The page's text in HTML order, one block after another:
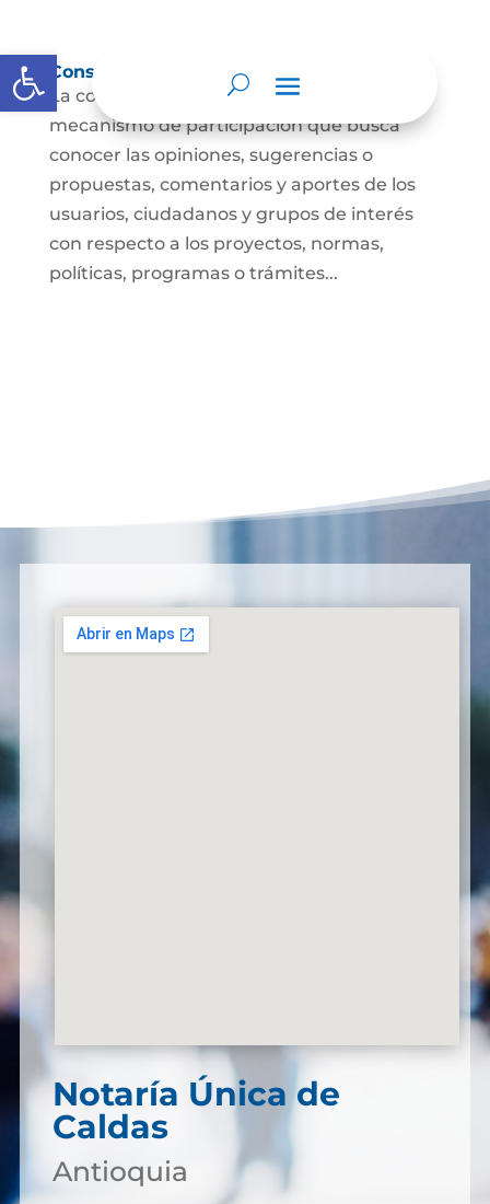
Abrir barra de herramientas
Consulta ciudadana
La consulta a la ciudadanía es un
mecanismo de participación que busca
conocer las opiniones, sugerencias o
propuestas, comentarios y aportes de los
usuarios, ciudadanos y grupos de interés
con respecto a los proyectos, normas,
políticas, programas o trámites...
Notaría Única de
Caldas
Antioquia